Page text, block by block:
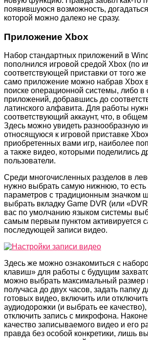
появившуюся возможность,
которой можно далеко не сразу.
Приложение Xbox
Набор стандартных приложений в
пополнился игровой средой Xbox (по
соответствующей приставки от того
само приложение можно набрав Xbox
поиске операционной системы, либо в
приложений, добравшись до
латинского алфавита. Для работы
соответствующий аккаунт, что, в
Здесь можно увидеть разнообразную
относящуюся к игровой приставке
приобретенных вами игр, наиболее
а также видео, которыми поделились
пользователи.
Среди многочисленных разделов в
нужно выбрать самую нижнюю, то есть
параметров с традиционным значком
выбрать вкладку Game DVR (или
вас по умолчанию языком системы
самым первым пунктом активируется
последующей записи видео.
Здесь же можно ознакомиться с
клавиш» для работы с будущим
можно выбрать максимальный размер
получаса до двух часов, задать папку
готовых видео, включить или
аудиодорожки (и выбрать ее
отключить запись с микрофона.
качество записываемого видео и его
правда без особой конкретики, лишь